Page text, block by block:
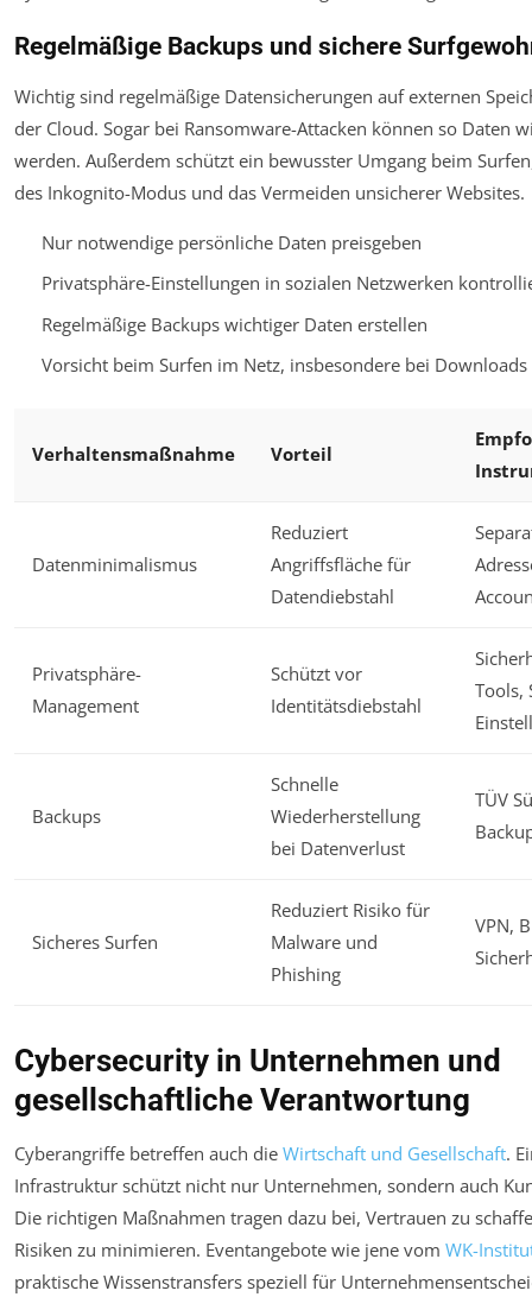
Regelmäßige Backups und sichere
Wichtig sind regelmäßige Datensicherungen auf externen
der Cloud. Sogar bei Ransomware-Attacken können so Daten
werden. Außerdem schützt ein bewusster Umgang beim
des Inkognito-Modus und das Vermeiden unsicherer Websites.
Nur notwendige persönliche Daten preisgeben
Privatsphäre-Einstellungen in sozialen Netzwerken
Regelmäßige Backups wichtiger Daten erstellen
Vorsicht beim Surfen im Netz, insbesondere bei Downloads
Verhaltensmaßnahme Vorteil
Datenminimalismus
Reduziert
Angriffsfläche für
Datendiebstahl
Privatsphäre-
Management
Schützt vor
Identitätsdiebstahl
Tools,
Backups
Schnelle
Wiederherstellung
bei Datenverlust
TÜV
Sicheres Surfen
Reduziert Risiko für
Malware und
Phishing
VPN,
Cybersecurity in Unternehmen und
gesellschaftliche Verantwortung
Cyberangriffe betreffen auch die Wirtschaft und Gesellschaft.
Infrastruktur schützt nicht nur Unternehmen, sondern auch
Die richtigen Maßnahmen tragen dazu bei, Vertrauen zu
Risiken zu minimieren. Eventangebote wie jene vom WK-
praktische Wissenstransfers speziell für